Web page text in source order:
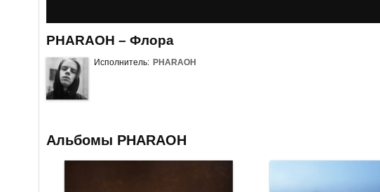
PHARAOH – Флора
Исполнитель: PHARAOH
Альбомы PHARAOH